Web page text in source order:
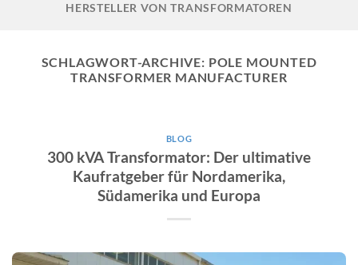
HERSTELLER VON TRANSFORMATOREN
SCHLAGWORT-ARCHIVE: POLE MOUNTED
TRANSFORMER MANUFACTURER
BLOG
300 kVA Transformator: Der ultimative
Kaufratgeber für Nordamerika,
Südamerika und Europa